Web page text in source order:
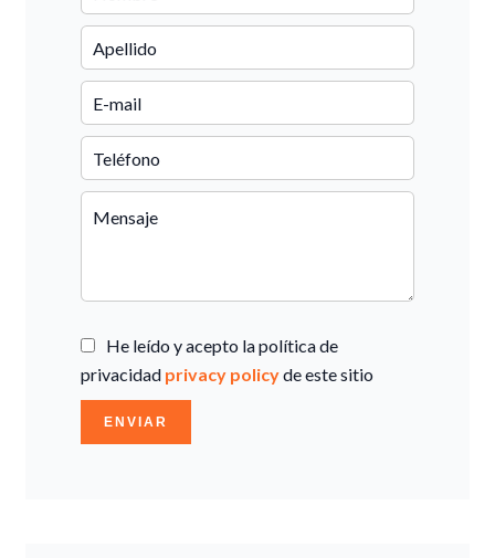
He leído y acepto la política de
privacidad privacy policyde este sitio
ENVIAR